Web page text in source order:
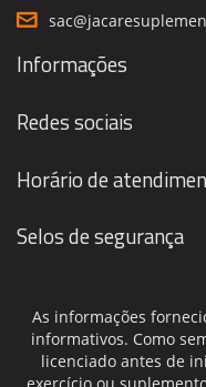
Informações
Redes sociais
Horário de
Selos de segurança
As informações
informativos. Como
licenciado antes de